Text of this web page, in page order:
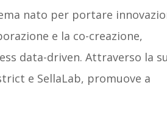
nato per portare
e la co-creazione,
data-driven. Attraverso la
e SellaLab, promuove a